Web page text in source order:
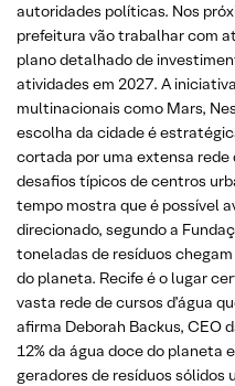
autoridades políticas. Nos
prefeitura vão trabalhar com
plano detalhado de
atividades em 2027. A
multinacionais como Mars,
escolha da cidade é
cortada por uma extensa rede
desafios típicos de centros
tempo mostra que é possível
direcionado, segundo a
toneladas de resíduos chegam
do planeta. Recife é o lugar
vasta rede de cursos d’água
afirma Deborah Backus, CEO
12% da água doce do planeta
geradores de resíduos sólidos